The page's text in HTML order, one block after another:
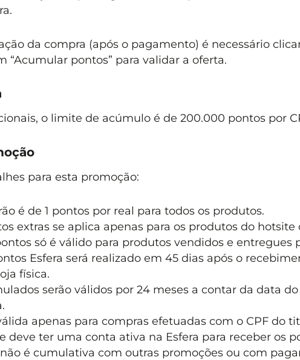
da compra (após o pagamento) é necessário
“Acumular pontos” para validar a oferta.
o limite de acúmulo é de 200.000 pontos por
para esta promoção:
é de 1 pontos por real para todos os produtos.
extras se aplica apenas para os produtos do hotsite
só é válido para produtos vendidos e entregues
Esfera será realizado em 45 dias após o
física.
serão válidos por 24 meses a contar da data
apenas para compras efetuadas com o CPF do
deve ter uma conta ativa na Esfera para receber os
é cumulativa com outras promoções ou com